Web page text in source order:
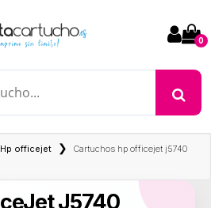
0
Hp officejet❯ Cartuchos hp officejet j5740
J5740